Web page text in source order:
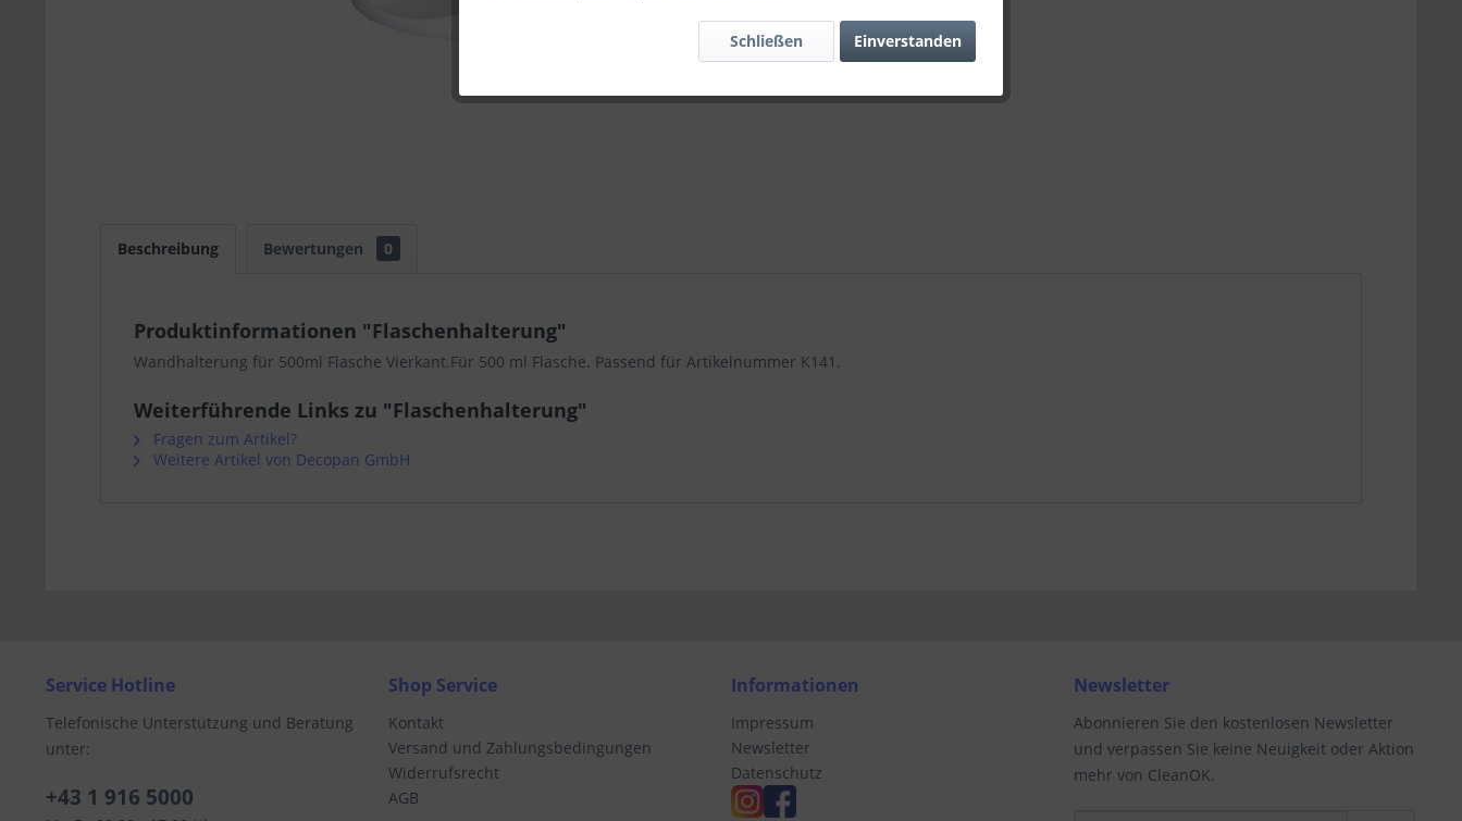
Beschreibung Bewertungen 0
Produktinformationen "Flaschenhalterung"
Wandhalterung für 500ml Flasche Vierkant.Für 500 ml Flasche. Passend für Artikelnummer K141.
Weiterführende Links zu "Flaschenhalterung"
Fragen zum Artikel?
Weitere Artikel von Decopan GmbH
Service Hotline
Telefonische Unterstützung und Beratung
unter:
+43 1 916 5000
Shop Service
Kontakt
Versand und Zahlungsbedingungen
Widerrufsrecht
AGB
Informationen
Impressum
Newsletter
Datenschutz
Newsletter
Abonnieren Sie den kostenlosen Newsletter
und verpassen Sie keine Neuigkeit oder Aktion
mehr von CleanOK.
Einverstanden
Schließen